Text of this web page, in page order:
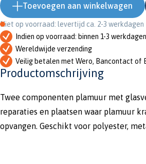
Toevoegen aan winkelwagen
Niet op voorraad: levertijd ca. 2-3 werkdagen
Indien op voorraad: binnen 1-3
Wereldwijde verzending
Veilig betalen met Wero, Bancontact of
Productomschrijving
Twee componenten plamuur met
reparaties en plaatsen waar plamuur
opvangen. Geschikt voor polyester,